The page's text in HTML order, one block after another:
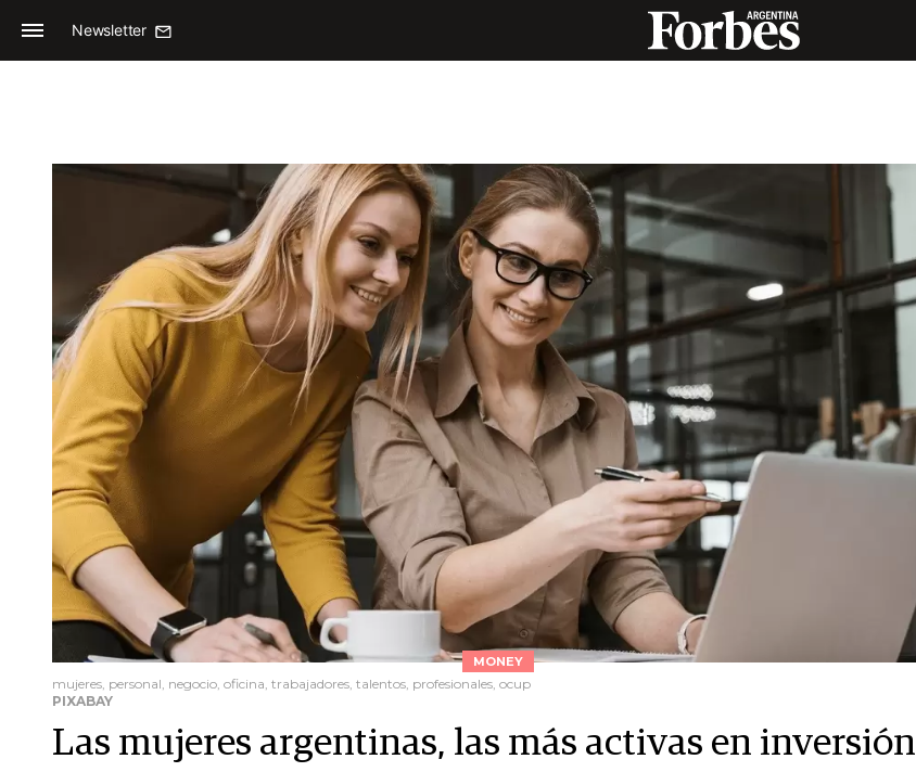
Newsletter
MONEY
mujeres, personal, negocio, oficina, trabajadores, talentos, profesionales, ocup
PIXABAY
Las mujeres argentinas, las más activas en inversión